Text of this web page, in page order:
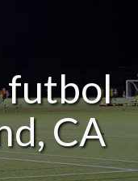
futbol
CA